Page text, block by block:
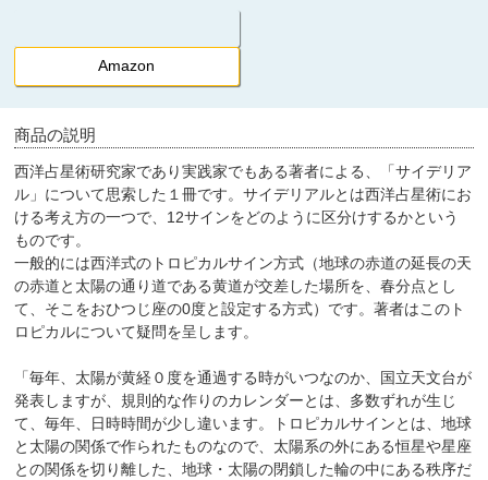
Amazon
商品の説明
西洋占星術研究家であり実践家でもある著者による、「サイデリア
ル」について思索した１冊です。サイデリアルとは西洋占星術にお
ける考え方の一つで、12サインをどのように区分けするかという
ものです。
一般的には西洋式のトロピカルサイン方式（地球の赤道の延長の天
の赤道と太陽の通り道である黄道が交差した場所を、春分点とし
て、そこをおひつじ座の0度と設定する方式）です。著者はこのト
ロピカルについて疑問を呈します。
「毎年、太陽が黄経０度を通過する時がいつなのか、国立天文台が
発表しますが、規則的な作りのカレンダーとは、多数ずれが生じ
て、毎年、日時時間が少し違います。トロピカルサインとは、地球
と太陽の関係で作られたものなので、太陽系の外にある恒星や星座
との関係を切り離した、地球・太陽の閉鎖した輪の中にある秩序だ